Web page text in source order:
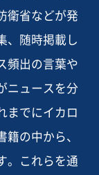
衛省などが発
、随時掲載し
頻出の言葉や
ニュースを分
までにイカロ
の中から、
。これらを通